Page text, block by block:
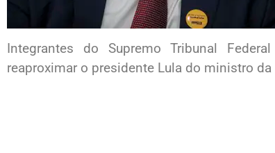
Integrantes do Supremo Tribunal
reaproximar o presidente Lula do ministro